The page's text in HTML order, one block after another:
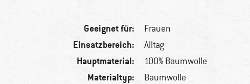
Geeignet für: Frauen
Einsatzbereich: Alltag
Hauptmaterial: 100% Baumwolle
Materialtyp: Baumwolle